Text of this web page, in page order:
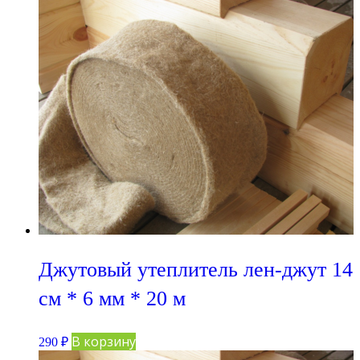
Джутовый утеплитель лен-джут 14
см * 6 мм * 20 м
290 ₽ В корзину